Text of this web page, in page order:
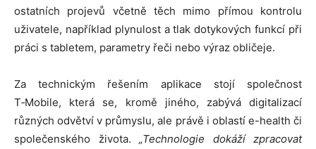
ostatních projevů včetně těch mimo přímou kontrolu
uživatele, například plynulost a tlak dotykových funkcí při
práci s tabletem, parametry řeči nebo výraz obličeje.
Za technickým řešením aplikace stojí společnost
T‑Mobile, která se, kromě jiného, zabývá digitalizací
různých odvětví v průmyslu, ale právě i oblastí e-health či
společenského života. „Technologie dokáží zpracovat